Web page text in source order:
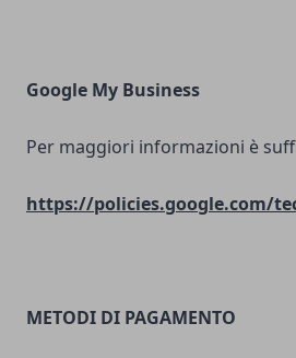
Google My Business
Per maggiori informazioni è
https://policies.google.com/
METODI DI PAGAMENTO